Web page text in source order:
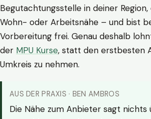
Begutachtungsstelle in deiner Region,
Wohn- oder Arbeitsnähe – und bist
Vorbereitung frei. Genau deshalb
der MPU Kurse, statt den erstbesten
Umkreis zu nehmen.
AUS DER PRAXIS · BEN AMBROS
Die Nähe zum Anbieter sagt nichts